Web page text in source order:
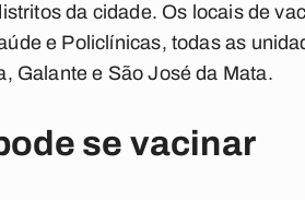
da cidade. Os locais de
e Policlínicas, todas as
Galante e São José da Mata.
se vacinar